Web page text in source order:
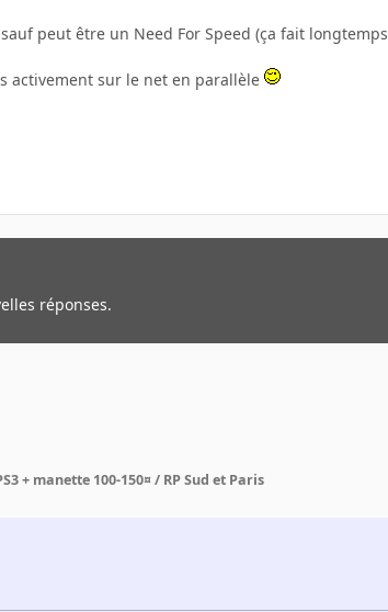
peut être un Need For Speed (ça fait longtemps
activement sur le net en parallèle
réponses.
+ manette 100-150¤ / RP Sud et Paris